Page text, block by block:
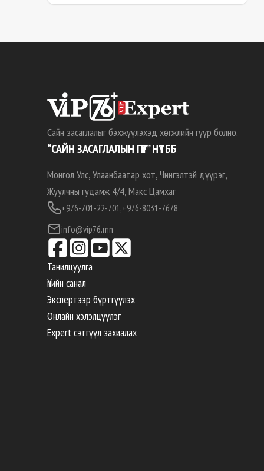
Сайн засаглалыг бэхжүүлэхэд хөгжлийн гүүр болно.
“САЙН ЗАСАГЛАЛЫН ГҮҮР” НҮТББ
Монгол Улс, Улаанбаатар хот, Чингэлтэй дүүрэг,
Жуулчны гудамж 4/4, Макс Цамхаг
+976-701-22-701,+976-8031-7678
info@vip76.mn
Танилцуулга
Үнийн санал
Экспертээр бүртгүүлэх
Онлайн хэлэлцүүлэг
Expert сэтгүүл захиалах